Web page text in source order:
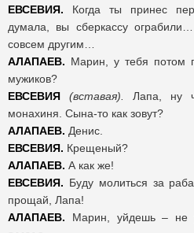
ЕВСЕВИЯ. Когда ты принес
думала, вы сберкассу
совсем другим…
АЛАПАЕВ. Марин, у тебя потом
мужиков?
ЕВСЕВИЯ
(вставая).
Лапа, ну
монахиня. Сына-то как зовут?
АЛАПАЕВ. Денис.
ЕВСЕВИЯ. Крещеный?
АЛАПАЕВ. А как же!
ЕВСЕВИЯ. Буду молиться за
прощай, Лапа!
АЛАПАЕВ. Марин, уйдешь – не